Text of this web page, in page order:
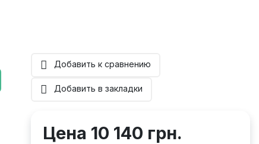
Добавить к сравнению
Добавить в закладки
Цена 10 140 грн.